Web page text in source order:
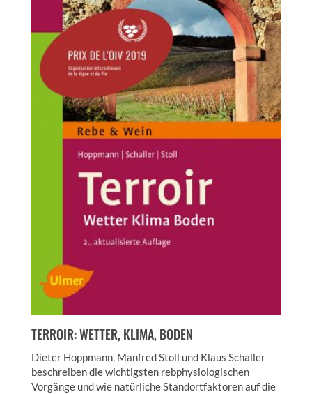
TERROIR: WETTER, KLIMA, BODEN
Dieter Hoppmann, Manfred Stoll und Klaus Schaller
beschreiben die wichtigsten rebphysiologischen
Vorgänge und wie natürliche Standortfaktoren auf die